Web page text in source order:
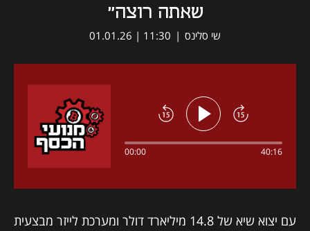
שאתה רוצה"
שי סלינס |
11:30 | 01.01.26
40:16
00:00
עם יצוא שיא של 14.8 מיליארד דולר ומערכת לייזר מבצעית